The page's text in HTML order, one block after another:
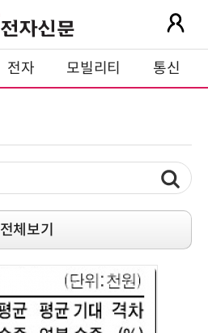
전자 모빌리티 통신
전체보기